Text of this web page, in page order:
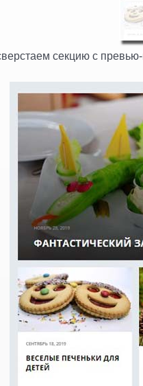
секцию с